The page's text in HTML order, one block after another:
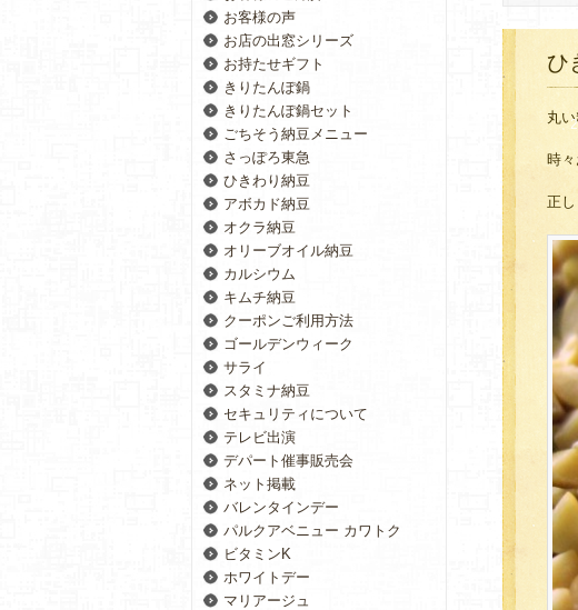
ひ
丸
時々
正
お客様の声
お店の出窓シリーズ
お持たせギフト
きりたんぽ鍋
きりたんぽ鍋セット
ごちそう納豆メニュー
さっぽろ東急
ひきわり納豆
アボカド納豆
オクラ納豆
オリーブオイル納豆
カルシウム
キムチ納豆
クーポンご利用方法
ゴールデンウィーク
サライ
スタミナ納豆
セキュリティについて
テレビ出演
デパート催事販売会
ネット掲載
バレンタインデー
パルクアベニュー カワトク
ビタミンK
ホワイトデー
マリアージュ